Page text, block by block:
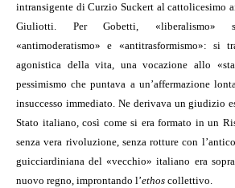
intransigente di Curzio Suckert al cattolicesimo
Giuliotti. Per Gobetti, «liberalismo»
«antimoderatismo» e «antitrasformismo»: si
agonistica della vita, una vocazione allo
pessimismo che puntava a un’affermazione
insuccesso immediato. Ne derivava un giudizio
Stato italiano, così come si era formato in un
senza vera rivoluzione, senza rotture con
guicciardiniana del «vecchio» italiano era
nuovo regno, improntando l’ethos collettivo.